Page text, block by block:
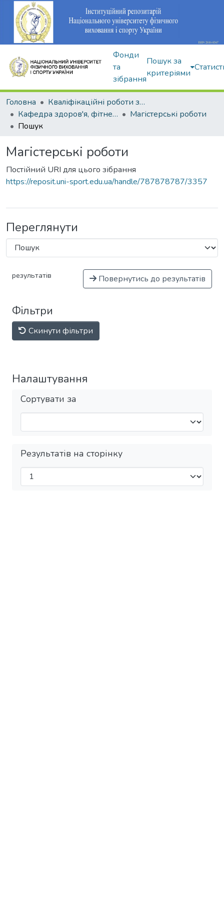
Фонди
та
зібрання
Пошук за
критеріями
Головна
Кваліфікаційні роботи здобувачів вищої освіти
Кафедра здоров'я, фітнесу та рекреації
Магістерські роботи
Пошук
Магістерські роботи
Постійний URI для цього зібрання
https://reposit.uni-sport.edu.ua/handle/787878787/3357
Переглянути
результатів Повернутись до результатів
Фільтри
Скинути фільтри
Налаштування
Сортувати за
Результатів на сторінку